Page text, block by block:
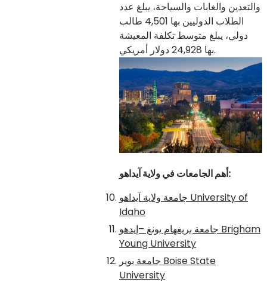
والتعدين والغابات والسياحة، يبلغ عدد
الطلاب الدوليين بها 4,501 طالب
دولي، يبلغ متوسط تكلفة المعيشة
بها 24,928 دولار أمريكي.
أهم الجامعات في ولاية آيداهو:
University of
Idaho
Brigham
Young University
Boise State
University